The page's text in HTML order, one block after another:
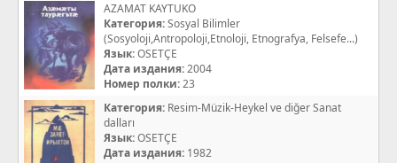
AZAMAT KAYTUKO
Категория:Sosyal Bilimler
(Sosyoloji,Antropoloji,Etnoloji, Etnografya, Felsefe...)
Язык:OSETÇE
Дата издания:2004
Номер полки:23
Категория: Resim-Müzik-Heykel ve diğer Sanat
dalları
Язык:OSETÇE
Дата издания: 1982